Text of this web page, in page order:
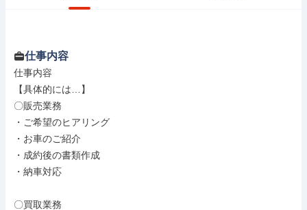
仕事内容
仕事内容
【具体的には…】
〇販売業務
・ご希望のヒアリング
・お車のご紹介
・成約後の書類作成
・納車対応
〇買取業務